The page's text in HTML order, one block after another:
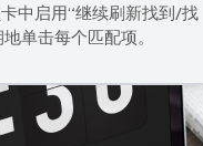
中启用“继续刷新找到/找
单击每个匹配项。